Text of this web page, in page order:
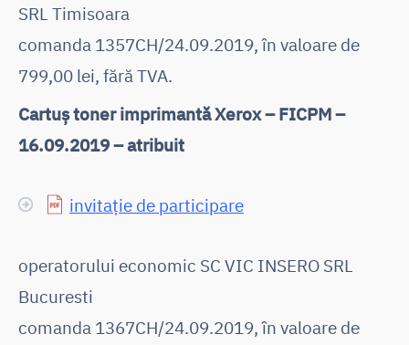
SRL Timisoara
comanda 1357CH/24.09.2019, în valoare de
799,00 lei, fără TVA.
Cartuș toner imprimantă Xerox – FICPM –
16.09.2019 – atribuit
invitație de participare
operatorului economic SC VIC INSERO SRL
Bucuresti
comanda 1367CH/24.09.2019, în valoare de